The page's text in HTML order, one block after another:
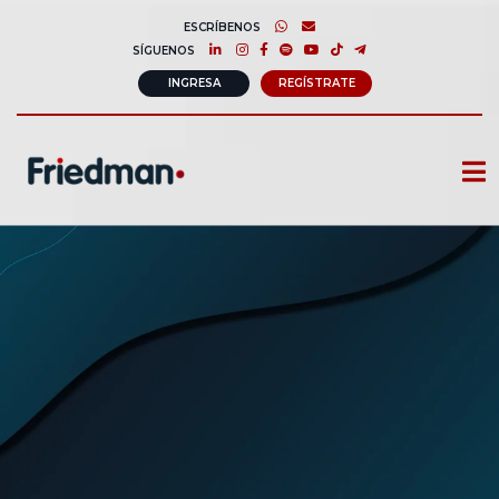
ESCRÍBENOS
SÍGUENOS
INGRESA REGÍSTRATE
CURSOS
CONSULTORÍA CORPORATIVA
COMUNIDAD FRIEDMAN
SOBRE NOSOTROS